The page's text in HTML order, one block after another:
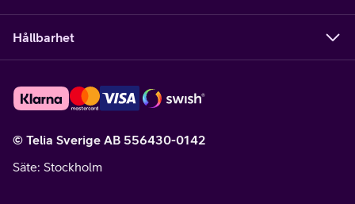
Hållbarhet
© Telia Sverige AB 556430-0142
Säte: Stockholm